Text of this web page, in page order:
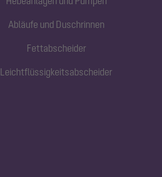
Abläufe und Duschrinnen
Fettabscheider
Leichtflüssigkeitsabscheider